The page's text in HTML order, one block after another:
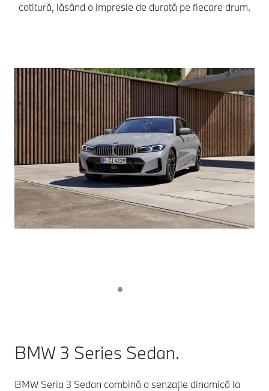
cotitură, lăsând o impresie de durată pe fiecare drum.
BMW 3 Series Sedan.
BMW Seria 3 Sedan combină o senzație dinamică la